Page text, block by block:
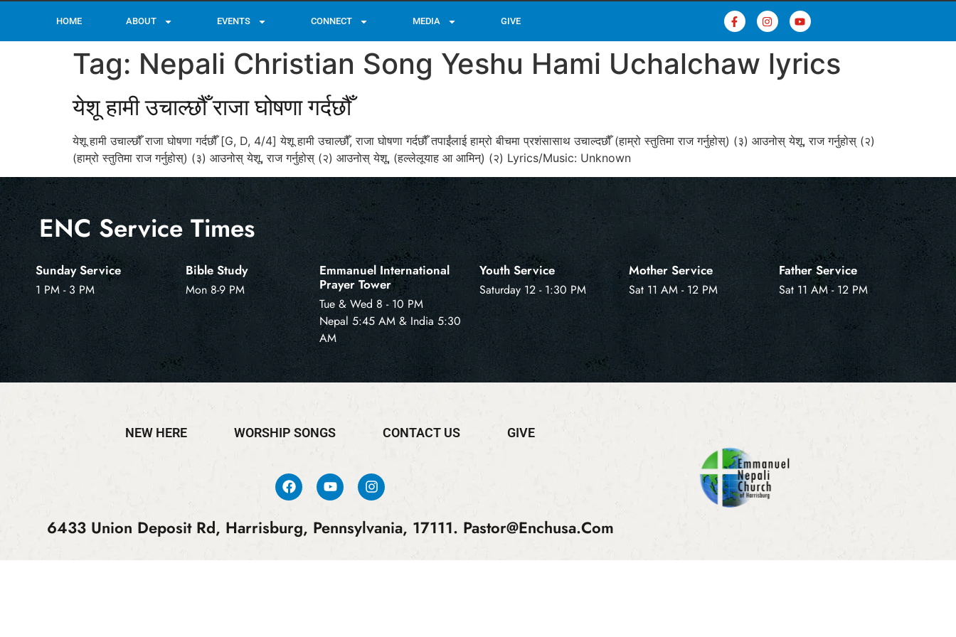
HOME ABOUT EVENTS CONNECT MEDIA GIVE
Tag: Nepali Christian Song Yeshu Hami Uchalchaw lyrics
येशू हामी उचाल्छौँ राजा घोषणा गर्दछौँ
येशू हामी उचाल्छौँ राजा घोषणा गर्दछौँ [G, D, 4/4] येशू हामी उचाल्छौँ, राजा घोषणा गर्दछौँ तपाईंलाई हाम्रो बीचमा प्रशंसासाथ उचाल्दछौँ (हाम्रो स्तुतिमा राज गर्नुहोस्‌) (३) आउनोस्‌ येशू, राज गर्नुहोस्‌ (२)
(हाम्रो स्तुतिमा राज गर्नुहोस्‌) (३) आउनोस्‌ येशू, राज गर्नुहोस्‌ (२) आउनोस्‌ येशू, (हल्लेलूयाह आ आमिन्‌) (२) Lyrics/Music: Unknown
ENC Service Times
Sunday Service
1 PM - 3 PM
Bible Study
Mon 8-9 PM
Emmanuel International
Prayer Tower
Tue & Wed 8 - 10 PM
Nepal 5:45 AM & India 5:30
AM
Youth Service
Saturday 12 - 1:30 PM
Mother Service
Sat 11 AM - 12 PM
Father Service
Sat 11 AM - 12 PM
NEW HERE WORSHIP SONGS CONTACT US GIVE
6433 Union Deposit Rd, Harrisburg, Pennsylvania, 17111. Pastor@enchusa.com